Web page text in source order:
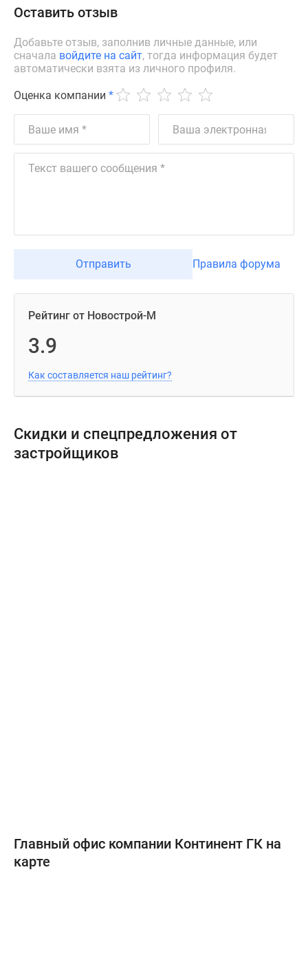
Оставить отзыв
Добавьте отзыв, заполнив личные данные, или
сначала войдите на сайт, тогда информация будет
автоматически взята из личного профиля.
Оценка компании *
Отправить Правила форума
Рейтинг от Новострой-М
3.9
Как составляется наш рейтинг?
Скидки и спецпредложения от
застройщиков
Главный офис компании Континент ГК на
карте